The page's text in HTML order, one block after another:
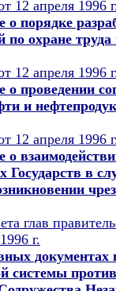
12 апреля 1996
о порядке
по охране
12 апреля 1996
о проведении
и
12 апреля 1996
Государств в
глав
г.
документах
системы